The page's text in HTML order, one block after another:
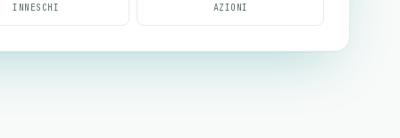
INNESCHI AZIONI